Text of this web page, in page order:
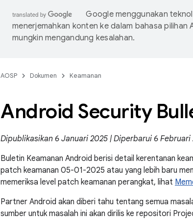
Google menggunakan
menerjemahkan konten ke dalam bahasa pilihan
mungkin mengandung kesalahan.
AOSP Dokumen Keamanan
Android Security
Dipublikasikan 6 Januari 2025 | Diperbarui 6 Februari
Buletin Keamanan Android berisi detail kerentanan
patch keamanan 05-01-2025 atau yang lebih baru
memeriksa level patch keamanan perangkat, lihat
Partner Android akan diberi tahu tentang semua
sumber untuk masalah ini akan dirilis ke repositori